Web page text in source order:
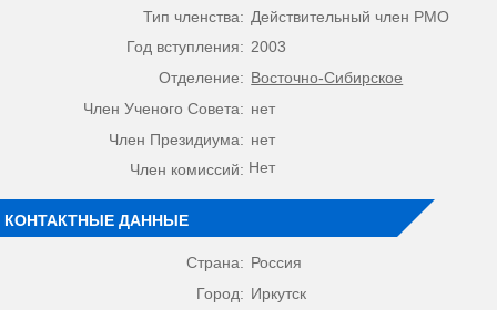
Тип членства: Действительный член РМО
Год вступления: 2003
Отделение: Восточно-Сибирское
Член Ученого Совета: нет
Член Президиума: нет
Член комиссий: Нет
КОНТАКТНЫЕ ДАННЫЕ
Страна: Россия
Город: Иркутск